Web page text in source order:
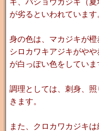
キ、バショウカジキ（
が劣るといわれています
身の色は、マカジキが橙
シロカワキアジキがや
が白っぽい色をしていま
調理としては、刺身、
きます。
また、クロカワカジキ